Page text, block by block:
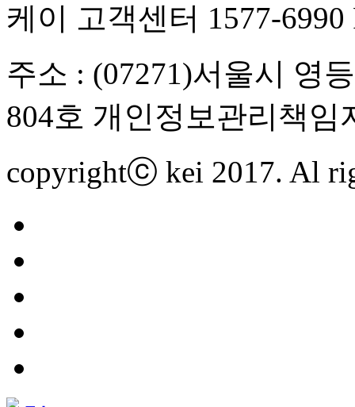
케이 고객센터 1577-6990
주소 : (07271)서울시 영
804호 개인정보관리책임
copyrightⓒ kei 2017. Al